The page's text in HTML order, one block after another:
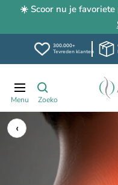
☀️ Scoor nu je favoriete
300.000+
Tevreden klanten
content
Navigation
‹